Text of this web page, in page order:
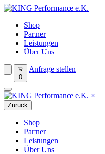
Shop
Partner
Leistungen
Über Uns
0
Anfrage stellen
×
Zurück
Shop
Partner
Leistungen
Über Uns